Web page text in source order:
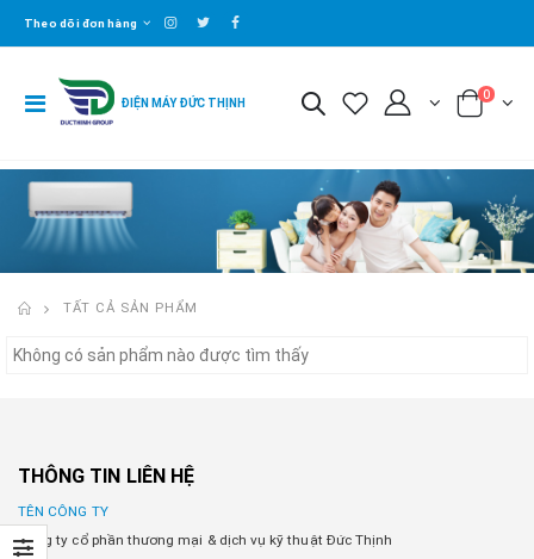
Theo dõi đơn hàng
ĐIỆN MÁY ĐỨC THỊNH
0
TẤT CẢ SẢN PHẨM
Không có sản phẩm nào được tìm thấy
THÔNG TIN LIÊN HỆ
TÊN CÔNG TY
Công ty cổ phần thương mại & dịch vụ kỹ thuật Đức Thịnh